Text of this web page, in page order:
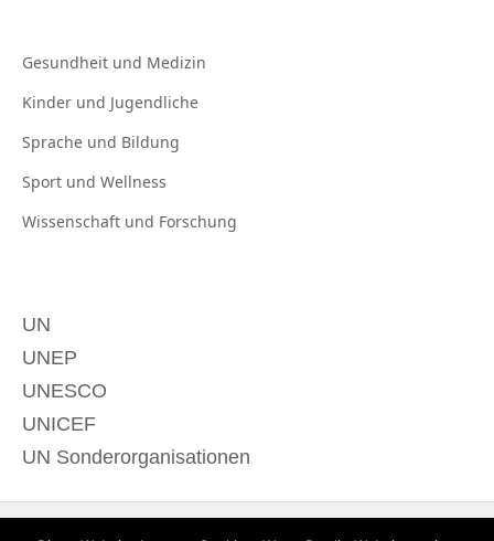
Gesundheit und Medizin
Kinder und Jugendliche
Sprache und Bildung
Sport und Wellness
Wissenschaft und Forschung
UN
UNEP
UNESCO
UNICEF
UN Sonderorganisationen